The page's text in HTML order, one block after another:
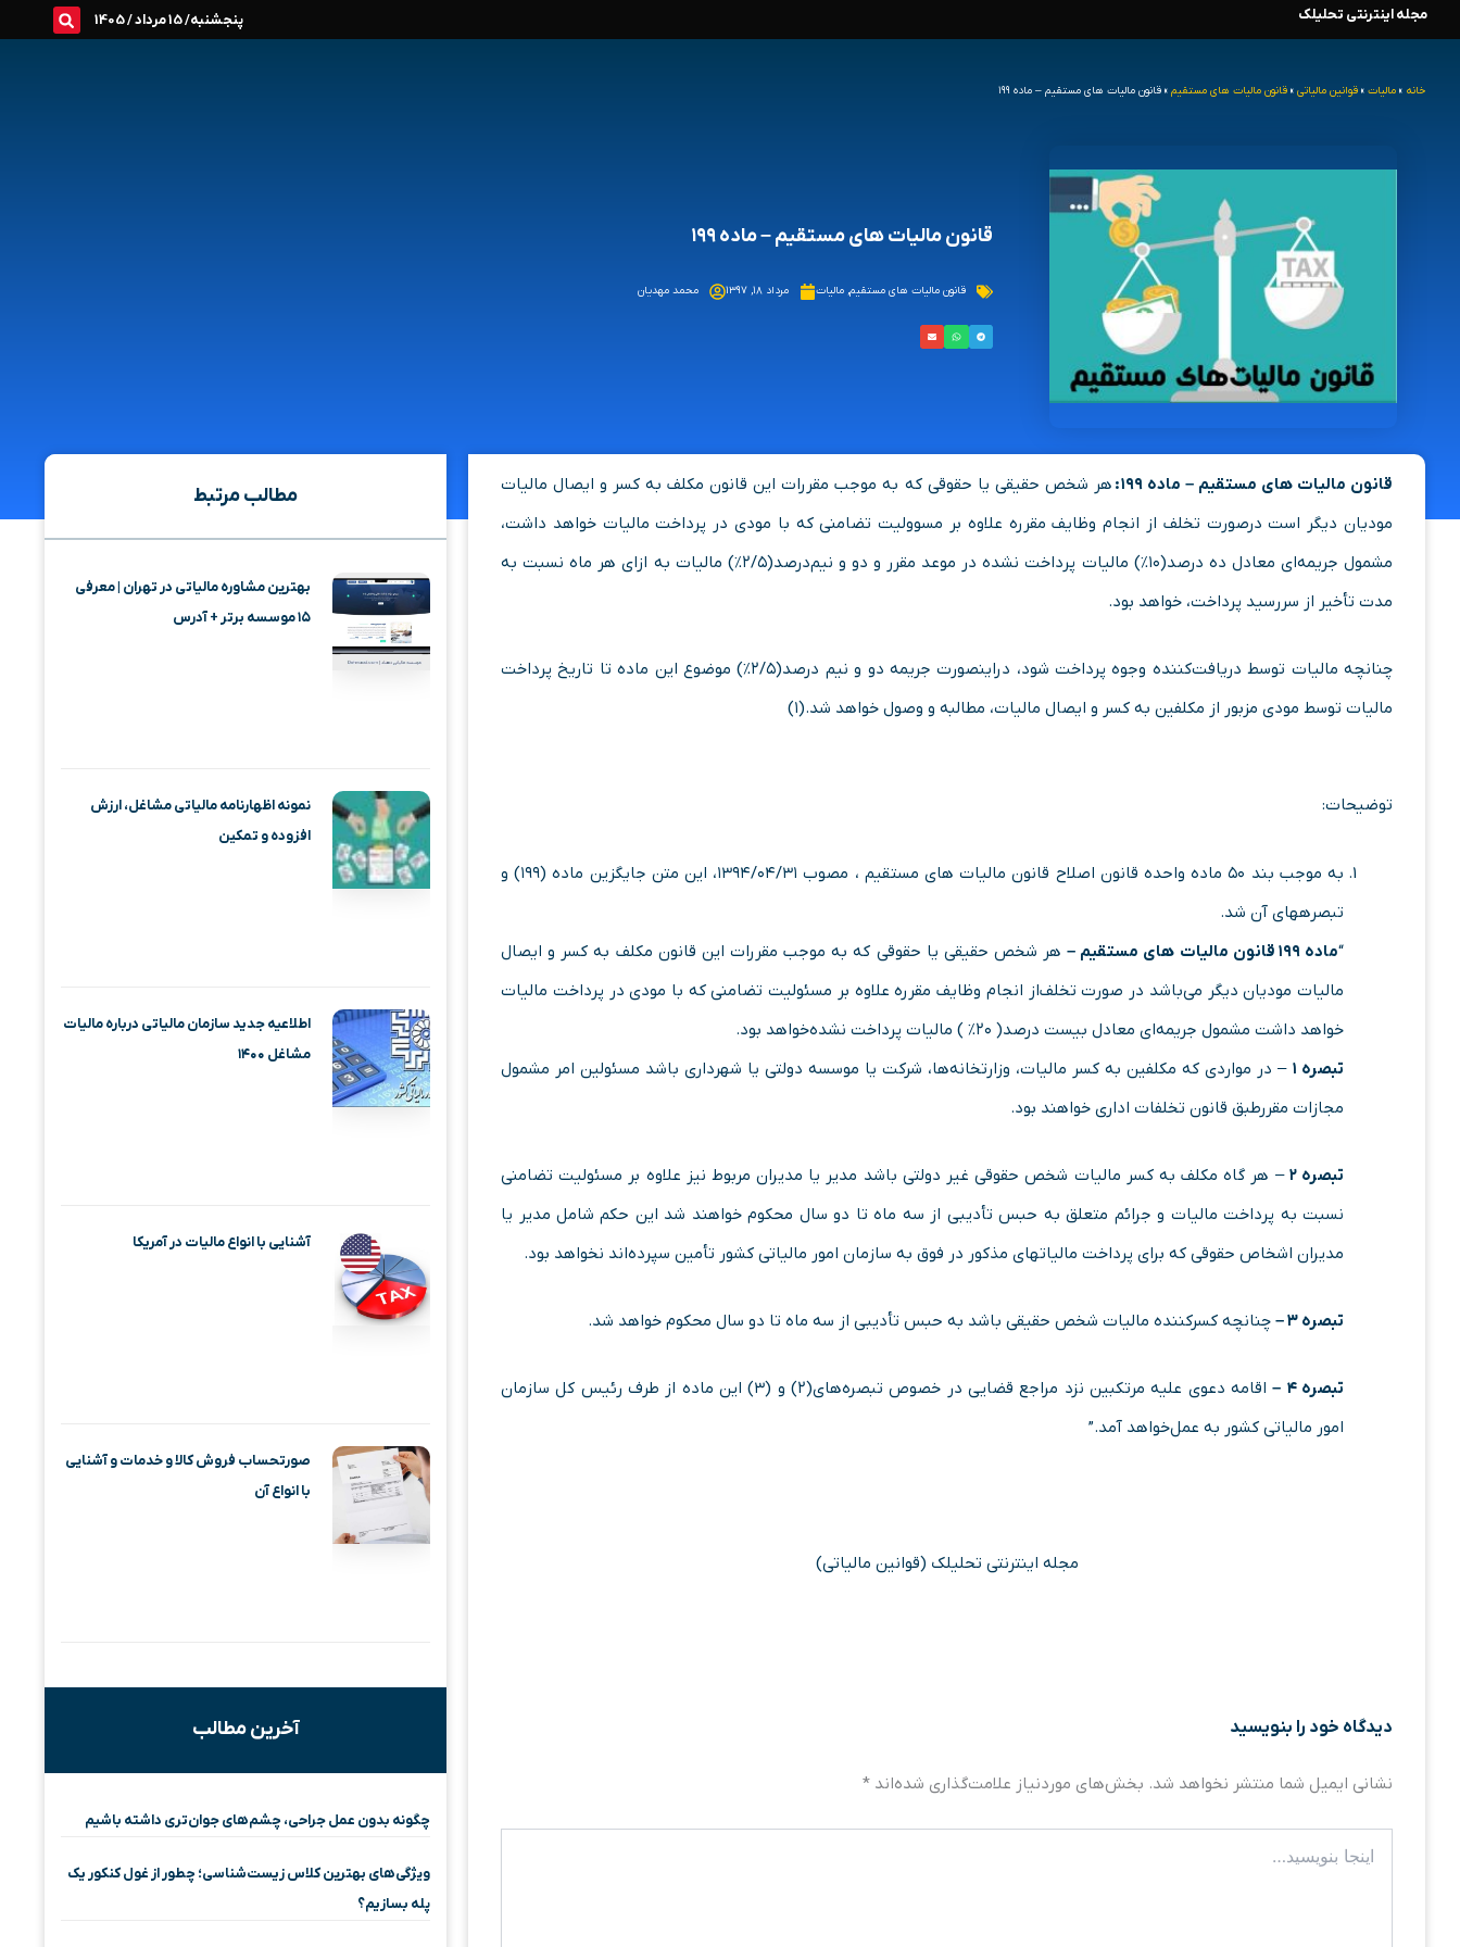
محتوا
مجله اینترنتی تحلیلک پنجشنبه/ 15 مرداد / 1405
خانه » مالیات » قوانین مالیاتی » قانون مالیات های مستقیم » قانون مالیات های مستقیم – ماده ۱۹۹
قانون مالیات های مستقیم – ماده ۱۹۹
قانون مالیات های مستقیم, مالیات مرداد ۱۸, ۱۳۹۷ محمد مهدیان
قانون مالیات های مستقیم – ماده ۱۹۹:
هر شخص حقیقی یا حقوقی که به ‌موجب مقررات این قانون مکلف به کسر و ایصال مالیات
مودیان دیگر است درصورت تخلف از انجام وظایف مقرره علاوه بر مسوولیت تضامنی که با مودی در پرداخت مالیات خواهد داشت،
مشمول جریمه‌ای معادل ده ‌درصد(۱۰%) مالیات پرداخت نشده در موعد مقرر و دو­ و نیم­‌درصد(۲/۵%) مالیات به ازای هر ماه نسبت به
مدت تأخیر از سررسید پرداخت، خواهد بود.
چنانچه مالیات توسط دریافت‌کننده وجوه پرداخت شود، دراین­صورت جریمه دو و نیم ‌درصد(۲/۵%) موضوع این ماده تا تاریخ پرداخت
مالیات توسط مودی مزبور از مکلفین به کسر و ایصال مالیات، مطالبه و وصول خواهد شد.(۱)
توضیحات:
به موجب بند ۵۰ ماده واحده قانون اصلاح قانون مالیات­ های مستقیم ، مصوب ۱۳۹۴/۰۴/۳۱، این متن جایگزین ماده (۱۹۹) و
تبصره­های آن شد.
“‌ماده۱۹۹ قانون مالیات های مستقیم –
هر شخص حقیقی یا حقوقی که به موجب مقررات این قانون مکلف به کسر و ایصال
مالیات مودیان دیگر می‌باشد در صورت تخلف‌از انجام وظایف مقرره علاوه بر مسئولیت تضامنی که با مودی در پرداخت مالیات
خواهد داشت مشمول جریمه‌ای معادل بیست درصد( ۲۰% ) مالیات پرداخت نشده‌خواهد بود.
تبصره ۱ – در مواردی که مکلفین به کسر مالیات، وزارتخانه‌ها، شرکت‌ یا موسسه دولتی یا شهرداری باشد مسئولین امر مشمول
مجازات مقرر‌طبق قانون تخلفات اداری خواهند بود.
تبصره۲ – هر گاه مکلف به کسر مالیات شخص حقوقی غیر دولتی باشد مدیر یا مدیران مربوط نیز علاوه بر مسئولیت تضامنی
نسبت به پرداخت‌ مالیات و جرائم متعلق به حبس تأدیبی از سه ماه تا دو سال محکوم خواهند شد این حکم شامل مدیر یا
مدیران اشخاص حقوقی که برای پرداخت‌ مالیات­های مذکور در فوق به سازمان امور مالیاتی کشور تأمین سپرده‌اند نخواهد بود.
تبصره ۳ – چنانچه کسرکننده مالیات شخص حقیقی باشد به حبس تأدیبی از سه ماه تا دو سال محکوم خواهد شد.
تبصره۴ –
اقامه دعوی علیه مرتکبین نزد مراجع قضایی در خصوص تبصره‌های(۲) و (۳) این ماده از طرف رئیس کل سازمان
امور مالیاتی کشور به عمل‌خواهد آمد.”
مجله اینترنتی تحلیلک (قوانین مالیاتی)
دیدگاه‌ خود را بنویسید
نشانی ایمیل شما منتشر نخواهد شد. بخش‌های موردنیاز علامت‌گذاری شده‌اند *
بنویسید…
مطالب مرتبط
بهترین مشاوره مالیاتی در تهران | معرفی
۱۵ موسسه برتر + آدرس
نمونه اظهارنامه مالیاتی مشاغل، ارزش
افزوده و تمکین
اطلاعیه جدید سازمان مالیاتی درباره مالیات
مشاغل ۱۴۰۰
آشنایی با انواع مالیات در آمریکا
صورتحساب فروش کالا و خدمات و آشنایی
با انواع آن
آخرین مطالب
چگونه بدون عمل جراحی، چشم‌های جوان‌تری داشته باشیم
ویژگی‌های بهترین کلاس زیست‌شناسی؛ چطور از غول کنکور یک
پله بسازیم؟